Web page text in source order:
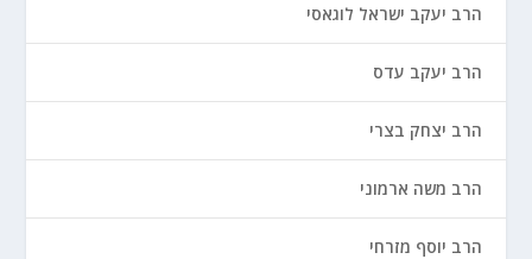
הרב יעקב ישראל לוגאסי
הרב יעקב עדס
הרב יצחק בצרי
הרב משה ארמוני
הרב יוסף מזרחי